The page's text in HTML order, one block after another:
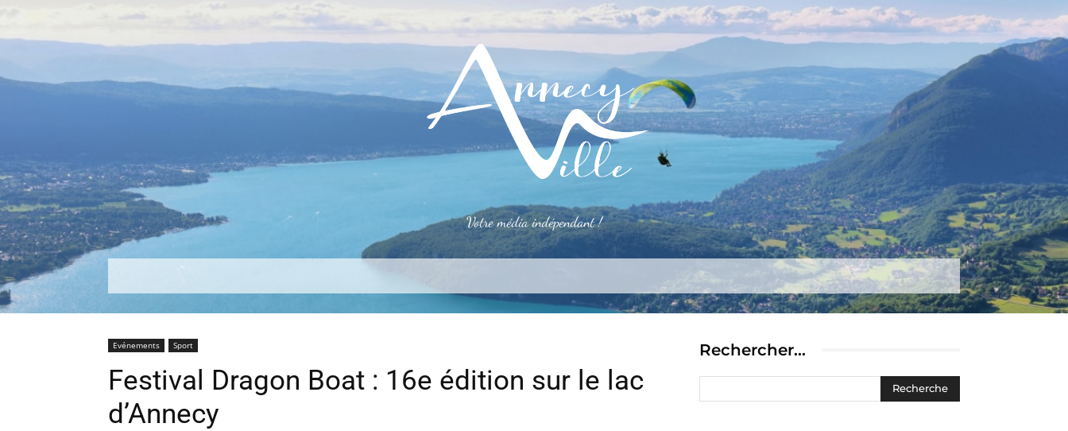
Votre média indépendant !
Alertez-nous Plus
Evénements Sport
Festival Dragon Boat : 16e édition sur le lac
d’Annecy
Rechercher…